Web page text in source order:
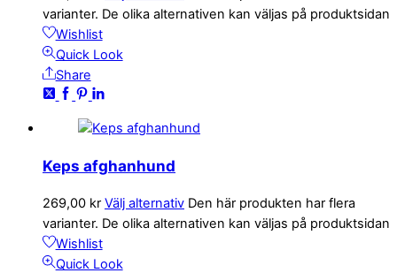
varianter. De olika alternativen kan väljas på produktsidan
Wishlist
Quick Look
Share
Keps afghanhund
269,00 kr Välj alternativ Den här produkten har flera
varianter. De olika alternativen kan väljas på produktsidan
Wishlist
Quick Look